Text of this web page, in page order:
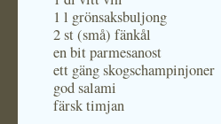
1 l grönsaksbuljong
2 st (små) fänkål
en bit parmesanost
ett gäng skogschampinjoner
god salami
färsk timjan